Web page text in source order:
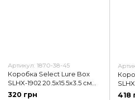
Артикул: 1870-38-45
Коробка Select Lure Box
SLHX-1902 20.5х15.5х3.5 см
(1870-38-45)
320 грн
см
418